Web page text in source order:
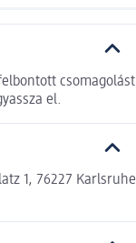
csomagolást
el.
1, 76227 Karlsruhe